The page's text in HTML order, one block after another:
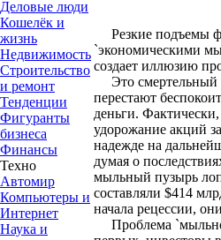
Деловые люди
Кошелёк и
жизнь
Недвижимость
Строительство
и ремонт
Тенденции
Фигуранты
бизнеса
Финансы
Техно
Автомир
Компьютеры и
Интернет
Наука и
Резкие подъемы
`экономическими
создает иллюзию
Это смертельный
перестают
деньги.
удорожание акций
надежде на
думая о
мыльный пузырь
составляли $414
начала рецессии,
Проблема